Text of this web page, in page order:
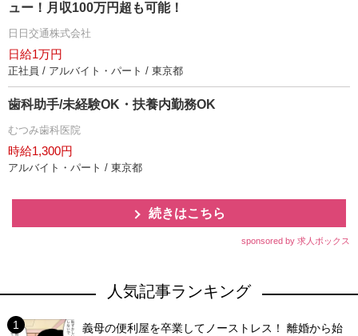
ュー！月収100万円超も可能！
日日交通株式会社
日給1万円
正社員 / アルバイト・パート / 東京都
歯科助手/未経験OK・扶養内勤務OK
むつみ歯科医院
時給1,300円
アルバイト・パート / 東京都
続きはこちら
sponsored by 求人ボックス
人気記事ランキング
義母の便利屋を卒業してノーストレス！ 離婚から始